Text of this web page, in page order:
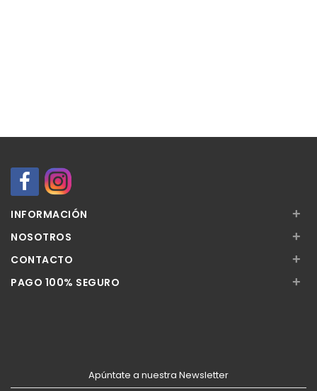
INFORMACIÓN +
NOSOTROS +
CONTACTO +
PAGO 100% SEGURO +
Apúntate a nuestra Newsletter